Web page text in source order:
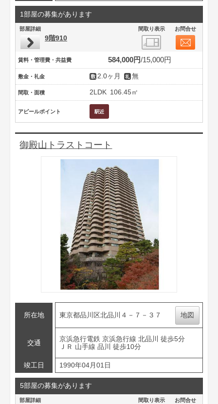
1部屋の募集があります
部屋詳細 間取り表示 お問合せ
9階910
賃料・管理費・共益費 584,000円 15,000円
敷金・礼金 2.0ヶ月 無
間取・面積 2LDK 106.45㎡
アピールポイント
御殿山トラストコート
所在地 東京都品川区北品川４－７－３７ 地図
交通
京浜急行電鉄 京浜急行線 北品川 徒歩5分
ＪＲ 山手線 品川 徒歩10分
竣工日 1990年04月01日
5部屋の募集があります
部屋詳細 間取り表示 お問合せ